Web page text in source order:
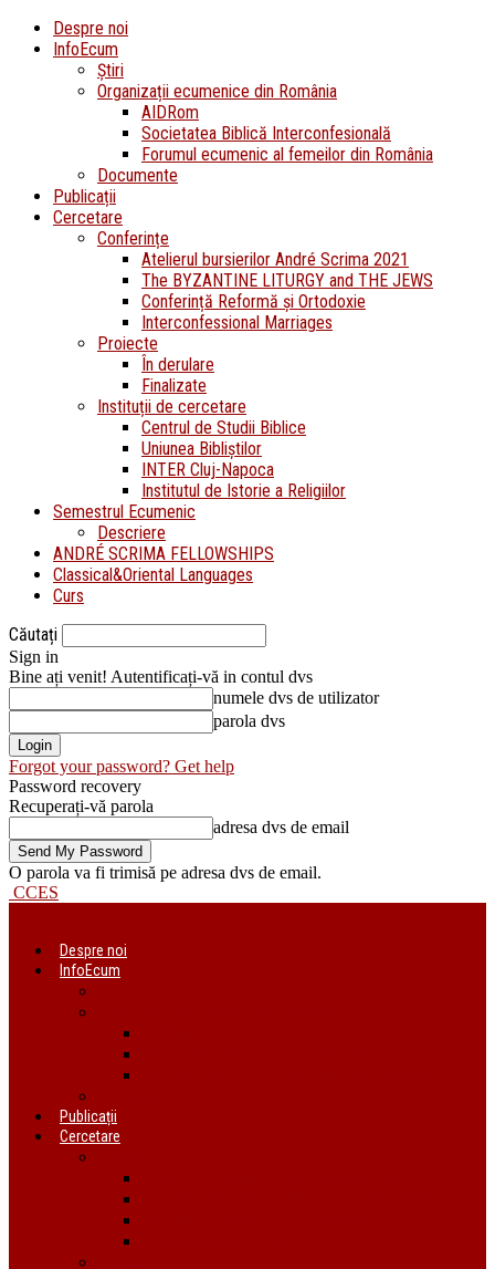
Despre noi
InfoEcum
Știri
Organizații ecumenice din România
AIDRom
Societatea Biblică Interconfesională
Forumul ecumenic al femeilor din România
Documente
Publicații
Cercetare
Conferințe
Atelierul bursierilor André Scrima 2021
The BYZANTINE LITURGY and THE JEWS
Conferință Reformă și Ortodoxie
Interconfessional Marriages
Proiecte
În derulare
Finalizate
Instituții de cercetare
Centrul de Studii Biblice
Uniunea Bibliștilor
INTER Cluj-Napoca
Institutul de Istorie a Religiilor
Semestrul Ecumenic
Descriere
ANDRÉ SCRIMA FELLOWSHIPS
Classical&Oriental Languages
Curs
Căutați
Sign in
Bine ați venit! Autentificați-vă in contul dvs
numele dvs de utilizator
parola dvs
Forgot your password? Get help
Password recovery
Recuperați-vă parola
adresa dvs de email
O parola va fi trimisă pe adresa dvs de email.
CCES
Despre noi
InfoEcum
Publicații
Cercetare